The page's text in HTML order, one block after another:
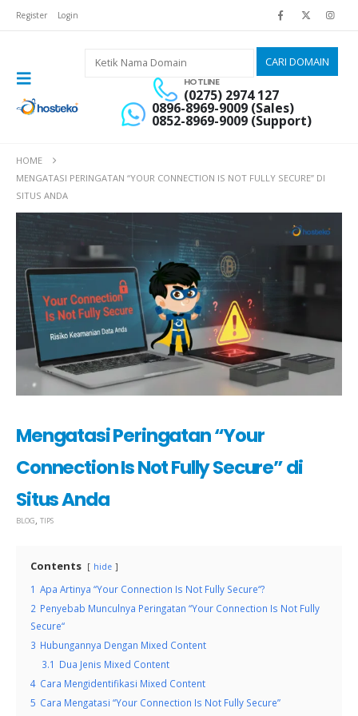
Register Login
HOTLINE
(0275) 2974 127
0896-8969-9009 (Sales)
0852-8969-9009 (Support)
HOME
MENGATASI PERINGATAN “YOUR CONNECTION IS NOT FULLY SECURE” DI
SITUS ANDA
Mengatasi Peringatan “Your
Connection Is Not Fully Secure” di
Situs Anda
BLOG TIPS
Contents hide
1 Apa Artinya “Your Connection Is Not Fully Secure“?
2 Penyebab Munculnya Peringatan “Your Connection Is Not Fully
Secure“
3 Hubungannya Dengan Mixed Content
3.1 Dua Jenis Mixed Content
4 Cara Mengidentifikasi Mixed Content
5 Cara Mengatasi “Your Connection Is Not Fully Secure”